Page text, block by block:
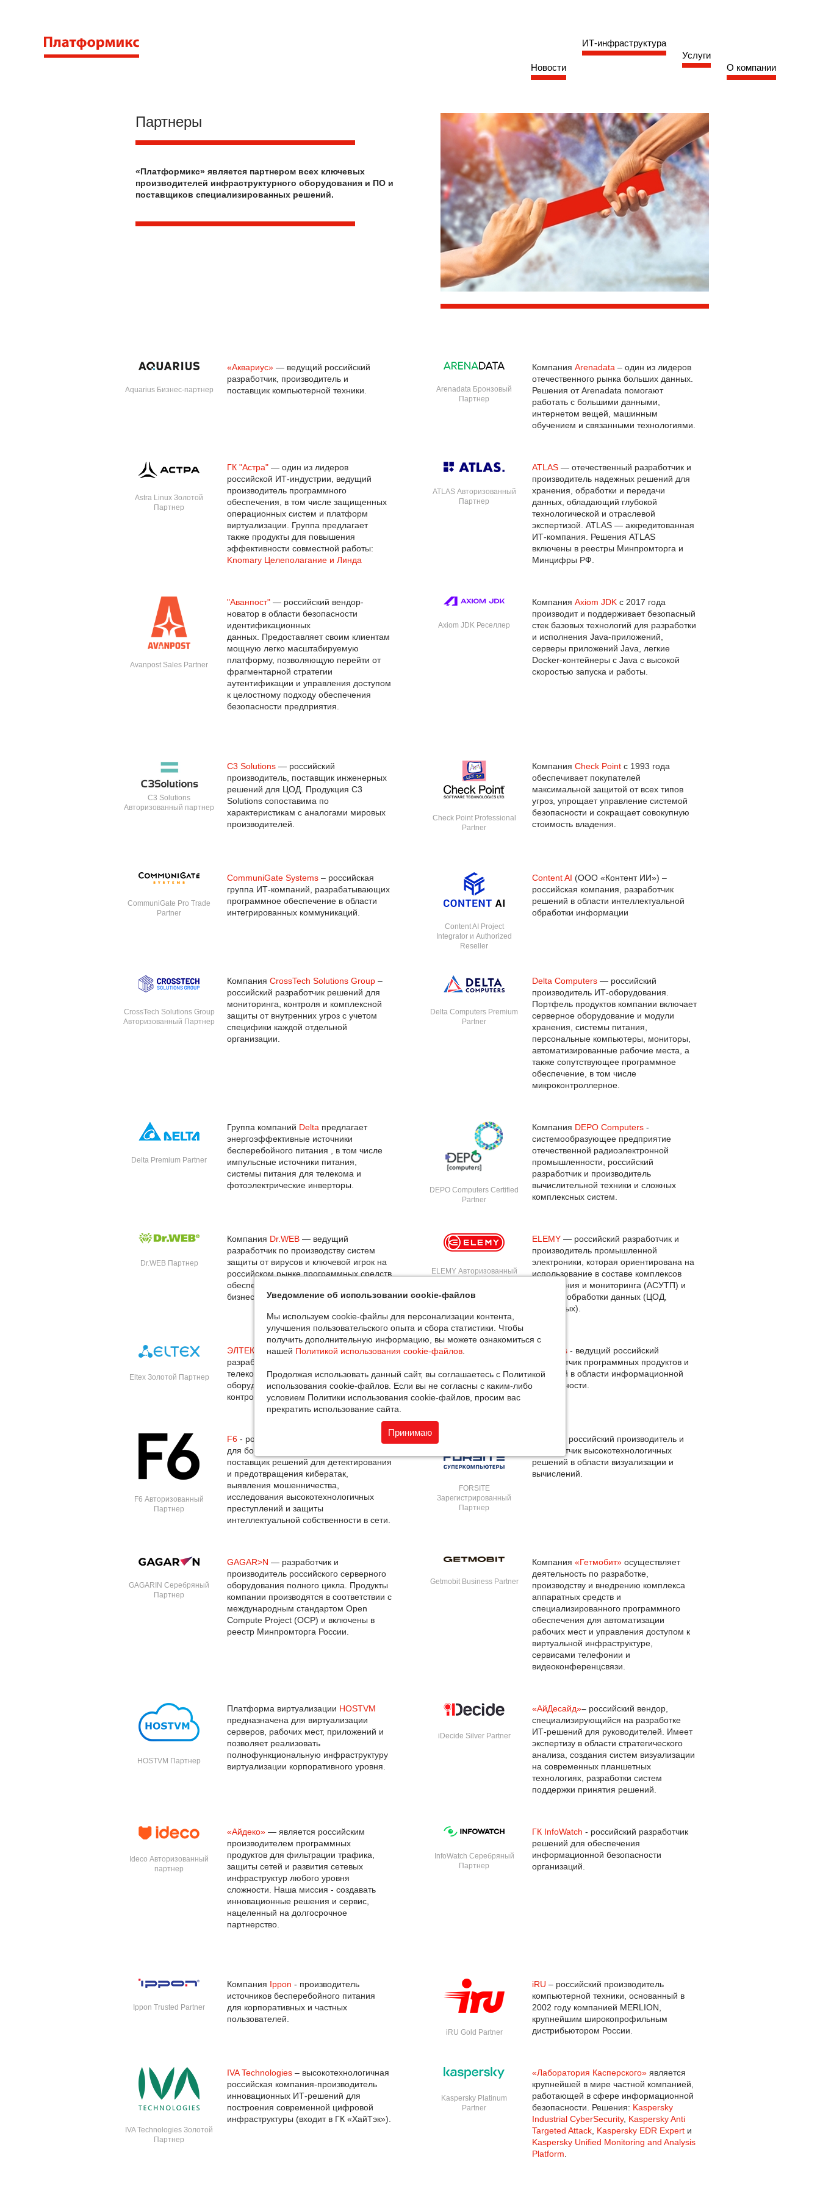
Новости
ИТ-инфраструктура
Услуги
О компании
Партнеры
«Платформикс» является партнером всех ключевых
производителей инфраструктурного оборудования и ПО и
поставщиков специализированных решений.
Aquarius Бизнес-партнер
«Аквариус» — ведущий российский
разработчик, производитель и
поставщик компьютерной техники.
Arenadata Бронзовый
Партнер
Компания Arenadata – один из лидеров
отечественного рынка больших данных.
Решения от Arenadata помогают
работать с большими данными,
интернетом вещей, машинным
обучением и связанными технологиями.
Astra Linux Золотой
Партнер
ГК "Астра" — один из лидеров
российской ИТ-индустрии, ведущий
производитель программного
обеспечения, в том числе защищенных
операционных систем и платформ
виртуализации. Группа предлагает
также продукты для повышения
эффективности совместной работы:
Knomary Целеполагание и Линда
ATLAS Авторизованный
Партнер
ATLAS — отечественный разработчик и
производитель надежных решений для
хранения, обработки и передачи
данных, обладающий глубокой
технологической и отраслевой
экспертизой. ATLAS — аккредитованная
ИТ-компания. Решения ATLAS
включены в реестры Минпромторга и
Минцифры РФ.
Avanpost Sales Partner
"Аванпост" — российский вендор-
новатор в области безопасности
идентификационных
данных. Предоставляет своим клиентам
мощную легко масштабируемую
платформу, позволяющую перейти от
фрагментарной стратегии
аутентификации и управления доступом
к целостному подходу обеспечения
безопасности предприятия.
Axiom JDK Реселлер
Компания Axiom JDK с 2017 года
производит и поддерживает безопасный
стек базовых технологий для разработки
и исполнения Java-приложений,
серверы приложений Java, легкие
Docker-контейнеры с Java с высокой
скоростью запуска и работы.
C3 Solutions
Авторизованный партнер
C3 Solutions — российский
производитель, поставщик инженерных
решений для ЦОД. Продукция C3
Solutions сопоставима по
характеристикам с аналогами мировых
производителей.
Check Point Professional
Partner
Компания Check Point с 1993 года
обеспечивает покупателей
максимальной защитой от всех типов
угроз, упрощает управление системой
безопасности и сокращает совокупную
стоимость владения.
CommuniGate Pro Trade
Partner
CommuniGate Systems – российская
группа ИТ-компаний, разрабатывающих
программное обеспечение в области
интегрированных коммуникаций.
Content AI Project
Integrator и Authorized
Reseller
Content AI (ООО «Контент ИИ») –
российская компания, разработчик
решений в области интеллектуальной
обработки информации
CrossTech Solutions Group
Авторизованный Партнер
Компания CrossTech Solutions Group –
российский разработчик решений для
мониторинга, контроля и комплексной
защиты от внутренних угроз с учетом
специфики каждой отдельной
организации.
Delta Computers Premium
Partner
Delta Computers — российский
производитель ИТ-оборудования.
Портфель продуктов компании включает
серверное оборудование и модули
хранения, системы питания,
персональные компьютеры, мониторы,
автоматизированные рабочие места, а
также сопутствующее программное
обеспечение, в том числе
микроконтроллерное.
Delta Premium Partner
Группа компаний Delta предлагает
энергоэффективные источники
бесперебойного питания , в том числе
импульсные источники питания,
системы питания для телекома и
фотоэлектрические инверторы.
DEPO Computers Certified
Partner
Компания DEPO Computers -
системообразующее предприятие
отечественной радиоэлектронной
промышленности, российский
разработчик и производитель
вычислительной техники и сложных
комплексных систем.
Dr.WEB Партнер
Компания Dr.WEB — ведущий
разработчик по производству систем
защиты от вирусов и ключевой игрок на
российском рынке программных средств
обеспечения базовой потребности
бизнеса — безопасности информации.
ELEMY Авторизованный
ELEMY — российский разработчик и
производитель промышленной
электроники, которая ориентирована на
использование в составе комплексов
управления и мониторинга (АСУТП) и
центров обработки данных (ЦОД,
серверных).
Eltex Золотой Партнер
ЭЛТЕКС
– ведущий российский
разработчик и производитель
телекоммуникационного и сетевого
оборудования, промышленных
контроллеров для IoT.
Entensys Partner
Entensys - ведущий российский
разработчик программных продуктов и
решений в области информационной
безопасности.
F6 Авторизованный
Партнер
F6 - российский разработчик технологий
для борьбы с киберпреступлениями,
поставщик решений для детектирования
и предотвращения кибератак,
выявления мошенничества,
исследования высокотехнологичных
преступлений и защиты
интеллектуальной собственности в сети.
FORSITE
Зарегистрированный
Партнер
– российский производитель и
разработчик высокотехнологичных
решений в области визуализации и
вычислений.
GAGARIN Серебряный
Партнер
GAGAR>N — разработчик и
производитель российского серверного
оборудования полного цикла. Продукты
компании производятся в соответствии с
международным стандартом Open
Compute Project (OCP) и включены в
реестр Минпромторга России.
Getmobit Business Partner
Компания «Гетмобит» осуществляет
деятельность по разработке,
производству и внедрению комплекса
аппаратных средств и
специализированного программного
обеспечения для автоматизации
рабочих мест и управления доступом к
виртуальной инфраструктуре,
сервисами телефонии и
видеоконференцсвязи.
HOSTVM Партнер
Платформа виртуализации HOSTVM
предназначена для виртуализации
серверов, рабочих мест, приложений и
позволяет реализовать
полнофункциональную инфраструктуру
виртуализации корпоративного уровня.
iDecide Silver Partner
«АйДесайд»– российский вендор,
специализирующийся на разработке
ИТ-решений для руководителей. Имеет
экспертизу в области стратегического
анализа, создания систем визуализации
на современных планшетных
технологиях, разработки систем
поддержки принятия решений.
Ideco Авторизованный
партнер
«Айдеко» — является российским
производителем программных
продуктов для фильтрации трафика,
защиты сетей и развития сетевых
инфраструктур любого уровня
сложности. Наша миссия - создавать
инновационные решения и сервис,
нацеленный на долгосрочное
партнерство.
InfoWatch Серебряный
Партнер
ГК InfoWatch - российский разработчик
решений для обеспечения
информационной безопасности
организаций.
Ippon Trusted Partner
Компания Ippon - производитель
источников бесперебойного питания
для корпоративных и частных
пользователей.
iRU Gold Partner
iRU – российский производитель
компьютерной техники, основанный в
2002 году компанией MERLION,
крупнейшим широкопрофильным
дистрибьютором России.
IVA Technologies Золотой
Партнер
IVA Technologies – высокотехнологичная
российская компания-производитель
инновационных ИТ-решений для
построения современной цифровой
инфраструктуры (входит в ГК «ХайТэк»).
Kaspersky Platinum
Partner
«Лаборатория Касперского» является
крупнейшей в мире частной компанией,
работающей в сфере информационной
безопасности. Решения: Kaspersky
Industrial CyberSecurity, Kaspersky Anti
Targeted Attack Kaspersky EDR Expert и
Kaspersky Unified Monitoring and Analysis
Platform
Уведомление об использовании cookie-файлов
Мы используем cookie-файлы для персонализации контента,
улучшения пользовательского опыта и сбора статистики. Чтобы
получить дополнительную информацию, вы можете ознакомиться с
нашей Политикой использования cookie-файлов
Продолжая использовать данный сайт, вы соглашаетесь с Политикой
использования cookie-файлов. Если вы не согласны с каким-либо
условием Политики использования cookie-файлов, просим вас
прекратить использование сайта.
Принимаю